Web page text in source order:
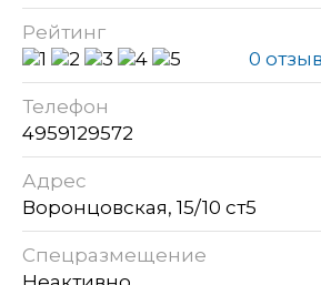
Рейтинг
0
Телефон
4959129572
Адрес
Воронцовская, 15/10 ст5
Спецразмещение